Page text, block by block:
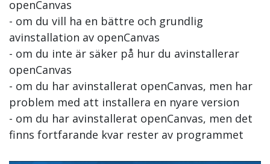
openCanvas
- om du vill ha en bättre och grundlig
avinstallation av openCanvas
- om du inte är säker på hur du avinstallerar
openCanvas
- om du har avinstallerat openCanvas, men har
problem med att installera en nyare version
- om du har avinstallerat openCanvas, men det
finns fortfarande kvar rester av programmet